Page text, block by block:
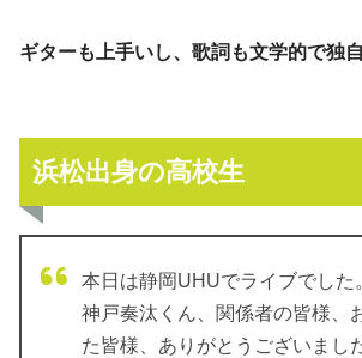
ギターも上手いし、歌詞も文学的で独
浜松出身の高校生
本日は静岡UHUでライブでした
神戸奏汰くん、関係者の皆様、
た皆様、ありがとうございまし